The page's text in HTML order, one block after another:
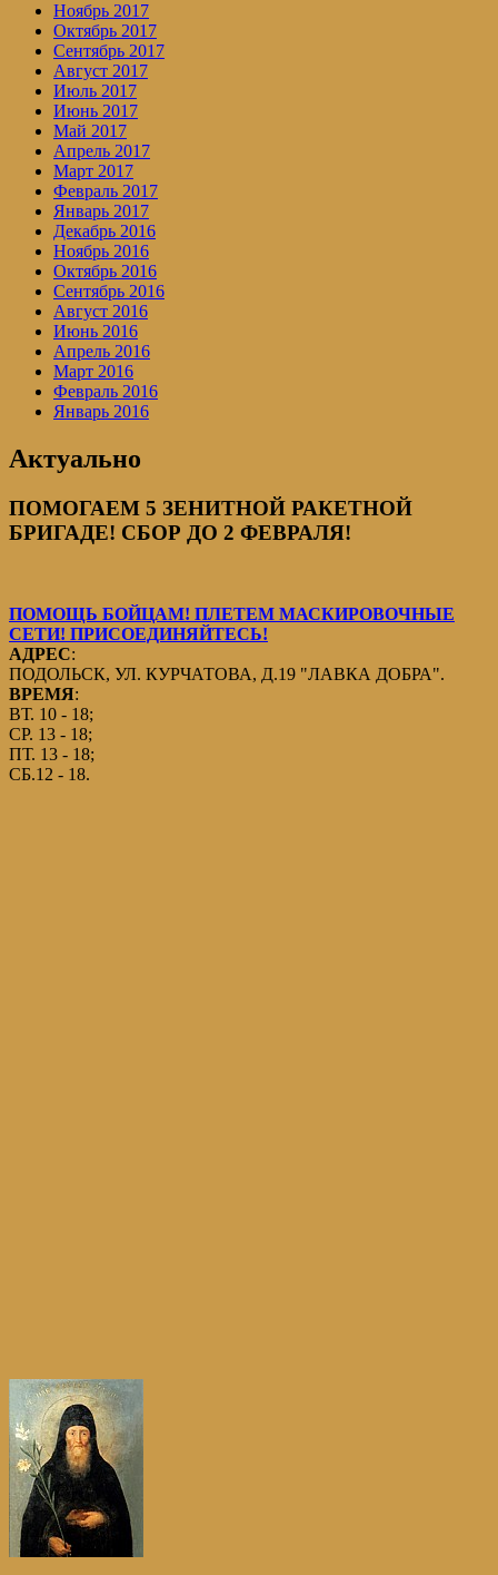
Ноябрь 2017
Октябрь 2017
Сентябрь 2017
Август 2017
Июль 2017
Июнь 2017
Май 2017
Апрель 2017
Март 2017
Февраль 2017
Январь 2017
Декабрь 2016
Ноябрь 2016
Октябрь 2016
Сентябрь 2016
Август 2016
Июнь 2016
Апрель 2016
Март 2016
Февраль 2016
Январь 2016
Актуально
ПОМОГАЕМ 5 ЗЕНИТНОЙ РАКЕТНОЙ
БРИГАДЕ! СБОР ДО 2 ФЕВРАЛЯ!
ПОМОЩЬ БОЙЦАМ! ПЛЕТЕМ МАСКИРОВОЧНЫЕ
СЕТИ! ПРИСОЕДИНЯЙТЕСЬ!
АДРЕС:
ПОДОЛЬСК, УЛ. КУРЧАТОВА, Д.19 "ЛАВКА ДОБРА".
ВРЕМЯ:
ВТ. 10 - 18;
СР. 13 - 18;
ПТ. 13 - 18;
СБ.12 - 18.